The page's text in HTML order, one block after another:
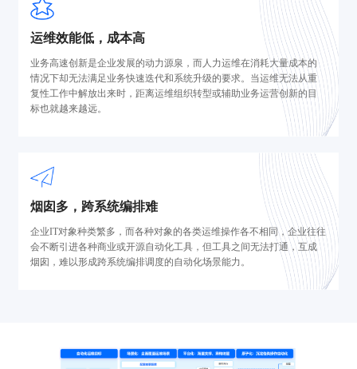
运维效能低，成本高
业务高速创新是企业发展的动力源泉，而人力运维在消耗大量成本的
情况下却无法满足业务快速迭代和系统升级的要求。当运维无法从重
复性工作中解放出来时，距离运维组织转型或辅助业务运营创新的目
标也就越来越远。
烟囱多，跨系统编排难
企业IT对象种类繁多，而各种对象的各类运维操作各不相同，企业往往
会不断引进各种商业或开源自动化工具，但工具之间无法打通，互成
烟囱，难以形成跨系统编排调度的自动化场景能力。